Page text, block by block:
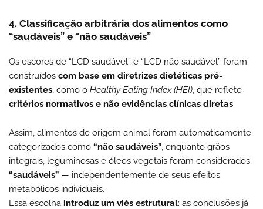
4. Classificação arbitrária dos alimentos como
“saudáveis” e “não saudáveis”
Os escores de “LCD saudável” e “LCD não saudável” foram
construídos com base em diretrizes dietéticas pré-
existentes, como o Healthy Eating Index (HEI), que reflete
critérios normativos e não evidências clínicas diretas.
Assim, alimentos de origem animal foram automaticamente
categorizados como “não saudáveis”, enquanto grãos
integrais, leguminosas e óleos vegetais foram considerados
“saudáveis” — independentemente de seus efeitos
metabólicos individuais.
Essa escolha introduz um viés estrutural: as conclusões já